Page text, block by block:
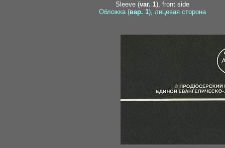
Sleeve (var. 1), front side
Обложка (вар. 1), лицевая сторона